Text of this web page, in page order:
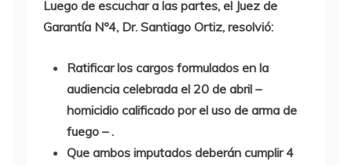
Luego de escuchar a las partes, el Juez de
Garantía Nº4, Dr. Santiago Ortiz, resolvió:
Ratificar los cargos formulados en la
audiencia celebrada el 20 de abril –
homicidio calificado por el uso de arma de
fuego – .
Que ambos imputados deberán cumplir 4